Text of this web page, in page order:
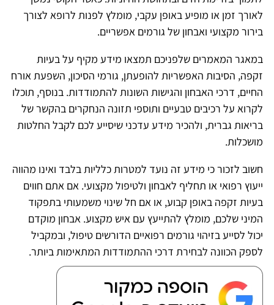
לאורך זמן או מופיע באופן עקבי, מומלץ לפנות לרופא לצורך
בירור מקצועי ואבחון של גורמים אפשריים.
במאגר המאמרים שלפניכם תמצאו מידע מקיף על בעיות
זקפה, הסיבות האפשריות להופעתן, גורמי הסיכון, השפעת אורח
החיים, דרכי האבחון והגישות השונות להתמודדות. בנוסף, תוכלו
לקרוא על רכיבים טבעיים ותוספי תזונה הנחקרים בהקשר של
בריאות גברית, ולהכיר מידע עדכני שיסייע לכם לקבל החלטות
מושכלות.
חשוב לזכור כי מידע זה נועד למטרות כלליות בלבד ואינו מהווה
ייעוץ רפואי או תחליף לאבחון ולטיפול מקצועי. אם אתם חווים
בעיות זקפה באופן קבוע, או אם חל שינוי משמעותי בתפקוד
המיני שלכם, מומלץ להתייעץ עם איש מקצוע. אבחון מוקדם
יכול לסייע בזיהוי גורמים רפואיים הדורשים טיפול, ובמקביל
לספק הכוונה לבחירת דרכי ההתמודדות המתאימות ביותר.